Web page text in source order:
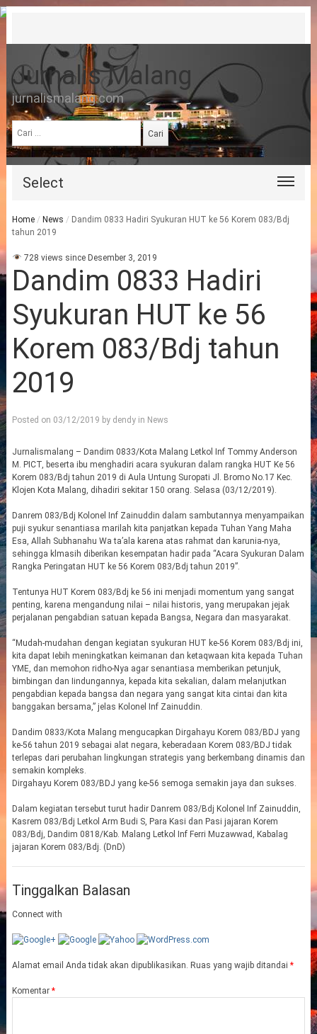
Jurnalis Malang
jurnalismalang.com
Cari
untuk:
Select
Home / News / Dandim 0833 Hadiri Syukuran HUT ke 56 Korem 083/Bdj
tahun 2019
728 views since Desember 3, 2019
Dandim 0833 Hadiri
Syukuran HUT ke 56
Korem 083/Bdj tahun
2019
Posted on 03/12/2019 by dendyin News
Jurnalismalang – Dandim 0833/Kota Malang Letkol Inf Tommy Anderson
M. PICT, beserta ibu menghadiri acara syukuran dalam rangka HUT Ke 56
Korem 083/Bdj tahun 2019 di Aula Untung Suropati Jl. Bromo No.17 Kec.
Klojen Kota Malang, dihadiri sekitar 150 orang. Selasa (03/12/2019).
Danrem 083/Bdj Kolonel Inf Zainuddin dalam sambutannya menyampaikan
puji syukur senantiasa marilah kita panjatkan kepada Tuhan Yang Maha
Esa, Allah Subhanahu Wa ta’ala karena atas rahmat dan karunia-nya,
sehingga klmasih diberikan kesempatan hadir pada “Acara Syukuran Dalam
Rangka Peringatan HUT ke 56 Korem 083/Bdj tahun 2019”.
Tentunya HUT Korem 083/Bdj ke 56 ini menjadi momentum yang sangat
penting, karena mengandung nilai – nilai historis, yang merupakan jejak
perjalanan pengabdian satuan kepada Bangsa, Negara dan masyarakat.
“Mudah-mudahan dengan kegiatan syukuran HUT ke-56 Korem 083/Bdj ini,
kita dapat Iebih meningkatkan keimanan dan ketaqwaan kita kepada Tuhan
YME, dan memohon ridho-Nya agar senantiasa memberikan petunjuk,
bimbingan dan Iindungannya, kepada kita sekalian, dalam melanjutkan
pengabdian kepada bangsa dan negara yang sangat kita cintai dan kita
banggakan bersama,” jelas Kolonel Inf Zainuddin.
Dandim 0833/Kota Malang mengucapkan Dirgahayu Korem 083/BDJ yang
ke-56 tahun 2019 sebagai alat negara, keberadaan Korem 083/BDJ tidak
terlepas dari perubahan lingkungan strategis yang berkembang dinamis dan
semakin kompleks.
Dirgahayu Korem 083/BDJ yang ke-56 semoga semakin jaya dan sukses.
Dalam kegiatan tersebut turut hadir Danrem 083/Bdj Kolonel Inf Zainuddin,
Kasrem 083/Bdj Letkol Arm Budi S, Para Kasi dan Pasi jajaran Korem
083/Bdj, Dandim 0818/Kab. Malang Letkol Inf Ferri Muzawwad, Kabalag
jajaran Korem 083/Bdj. (DnD)
Tinggalkan Balasan
Connect with
Alamat email Anda tidak akan dipublikasikan. Ruas yang wajib ditandai *
Komentar *